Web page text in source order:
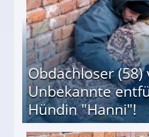
Obdachloser
Unbekannte
Hündin "Hanni"!